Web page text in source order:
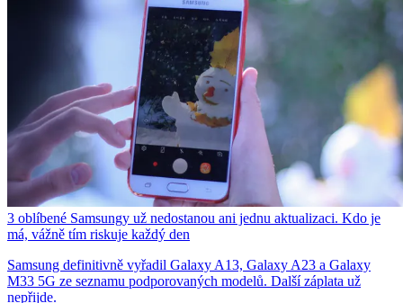
3 oblíbené Samsungy už nedostanou ani jednu aktualizaci. Kdo je
má, vážně tím riskuje každý den
Samsung definitivně vyřadil Galaxy A13, Galaxy A23 a Galaxy
M33 5G ze seznamu podporovaných modelů. Další záplata už
nepřijde.